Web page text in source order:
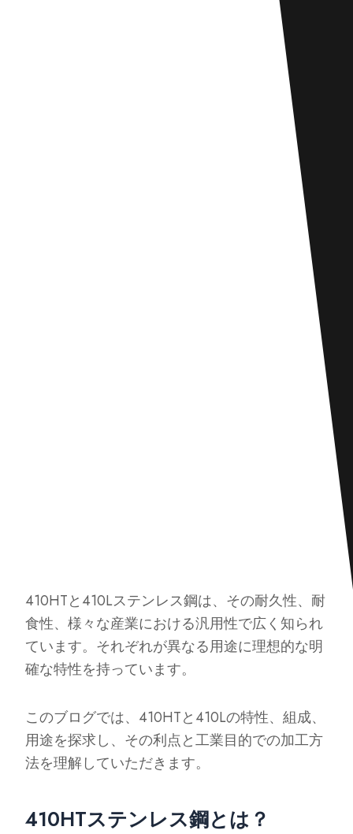
410HTと410Lステンレス鋼は、その耐久性、耐
食性、様々な産業における汎用性で広く知られ
ています。それぞれが異なる用途に理想的な明
確な特性を持っています。
このブログでは、410HTと410Lの特性、組成、
用途を探求し、その利点と工業目的での加工方
法を理解していただきます。
410HTステンレス鋼とは？